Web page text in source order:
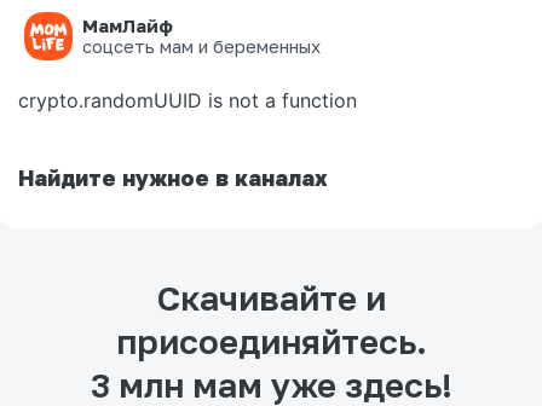
МамЛайф
соцсеть мам и беременных
Ошибка на странице
crypto.randomUUID is not a function
Найдите нужное в каналах
Скачивайте и
присоединяйтесь.
3 млн мам уже здесь!